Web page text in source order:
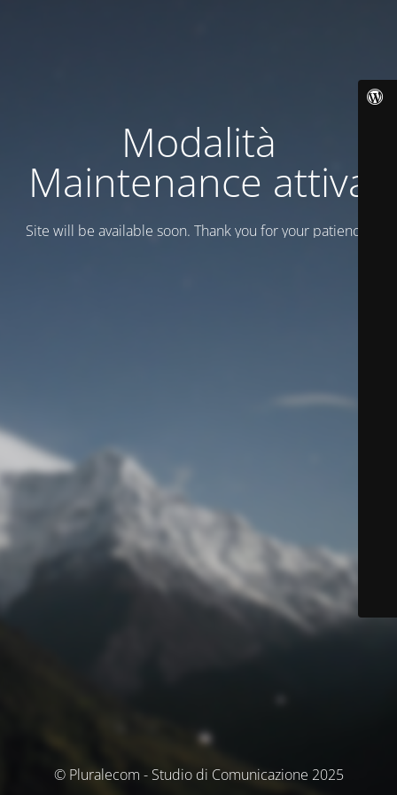
Modalità
Maintenance attiva
Site will be available soon. Thank you for your patience!
© Pluralecom - Studio di Comunicazione 2025